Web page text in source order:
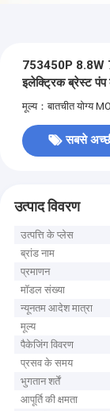
753450P 8.8W
इलेक्ट्रिक ब्रेस्ट
मूल्य：बातचीत योग्य
सबसे
उत्पाद विवरण
उत्पत्ति के प्लेस
ब्रांड नाम
प्रमाणन
मॉडल संख्या
न्यूनतम आदेश मात्रा
मूल्य
पैकेजिंग विवरण
प्रसव के समय
भुगतान शर्तें
आपूर्ति की क्षमता